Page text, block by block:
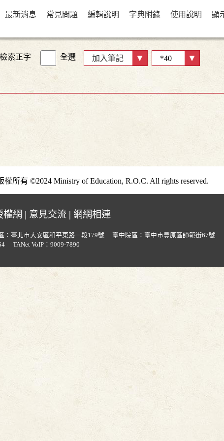
最新消息 常見問題 編輯說明 字典附錄 使用說明 顯
索正字 全選 加入筆記
所有 ©2024 Ministry of Education, R.O.C. All rights reserved.
權網 | 意見交流 | 網網相連
：臺北市大安區和平東路一段179號
臺中院區：臺中市豐原區師範街67號
TANet VoIP：9009-7890